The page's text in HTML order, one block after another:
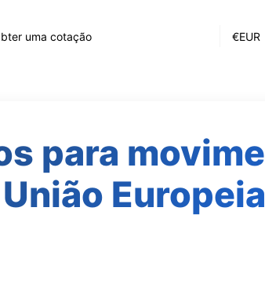
€EUR
uma cotação
para
Europeia